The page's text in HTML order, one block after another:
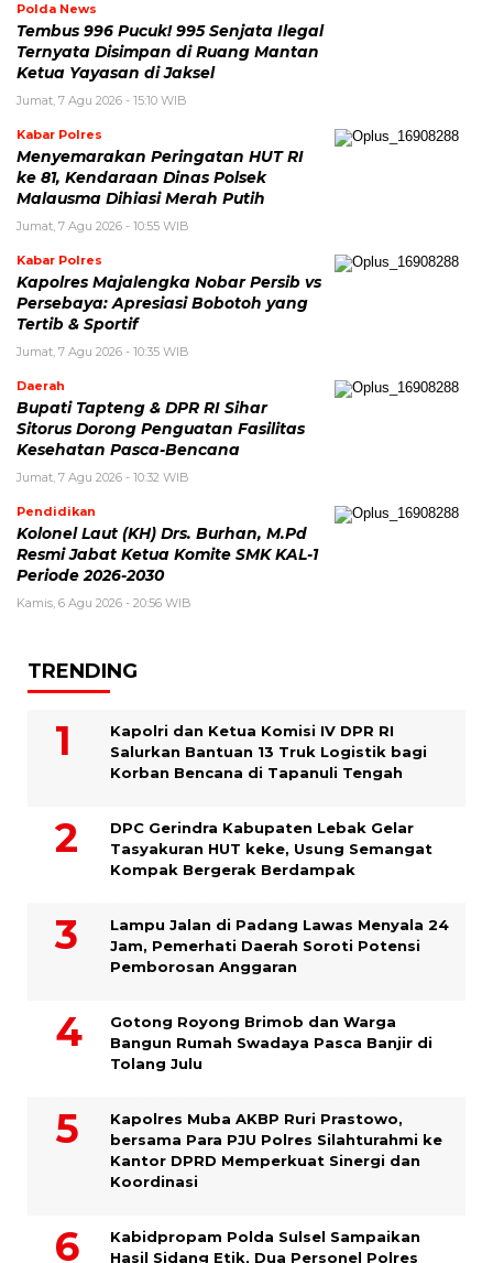
Polda News
Tembus 996 Pucuk! 995 Senjata Ilegal
Ternyata Disimpan di Ruang Mantan
Ketua Yayasan di Jaksel
Jumat, 7 Agu 2026 - 15:10 WIB
Kabar Polres
Menyemarakan Peringatan HUT RI
ke 81, Kendaraan Dinas Polsek
Malausma Dihiasi Merah Putih
Jumat, 7 Agu 2026 - 10:55 WIB
Kabar Polres
Kapolres Majalengka Nobar Persib vs
Persebaya: Apresiasi Bobotoh yang
Tertib & Sportif
Jumat, 7 Agu 2026 - 10:35 WIB
Daerah
Bupati Tapteng & DPR RI Sihar
Sitorus Dorong Penguatan Fasilitas
Kesehatan Pasca-Bencana
Jumat, 7 Agu 2026 - 10:32 WIB
Pendidikan
Kolonel Laut (KH) Drs. Burhan, M.Pd
Resmi Jabat Ketua Komite SMK KAL-1
Periode 2026-2030
Kamis, 6 Agu 2026 - 20:56 WIB
TRENDING
Kapolri dan Ketua Komisi IV DPR RI
Salurkan Bantuan 13 Truk Logistik bagi
Korban Bencana di Tapanuli Tengah
DPC Gerindra Kabupaten Lebak Gelar
Tasyakuran HUT keke, Usung Semangat
Kompak Bergerak Berdampak
Lampu Jalan di Padang Lawas Menyala 24
Jam, Pemerhati Daerah Soroti Potensi
Pemborosan Anggaran
Gotong Royong Brimob dan Warga
Bangun Rumah Swadaya Pasca Banjir di
Tolang Julu
Kapolres Muba AKBP Ruri Prastowo,
bersama Para PJU Polres Silahturahmi ke
Kantor DPRD Memperkuat Sinergi dan
Koordinasi
Kabidpropam Polda Sulsel Sampaikan
Hasil Sidang Etik, Dua Personel Polres